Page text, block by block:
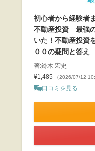
初心者から経験者
不動産投資 最強
いた！不動産投資
００の疑問と答え
著:鈴木 宏史
¥1,485
（2026/07/12
口コミを見る